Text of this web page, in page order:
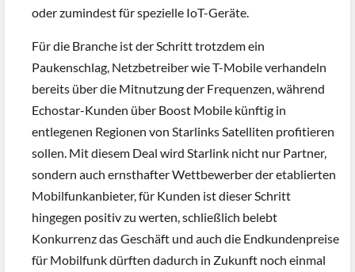
oder zumindest für spezielle IoT-Geräte.
Für die Branche ist der Schritt trotzdem ein
Paukenschlag, Netzbetreiber wie T-Mobile verhandeln
bereits über die Mitnutzung der Frequenzen, während
Echostar-Kunden über Boost Mobile künftig in
entlegenen Regionen von Starlinks Satelliten profitieren
sollen. Mit diesem Deal wird Starlink nicht nur Partner,
sondern auch ernsthafter Wettbewerber der etablierten
Mobilfunkanbieter, für Kunden ist dieser Schritt
hingegen positiv zu werten, schließlich belebt
Konkurrenz das Geschäft und auch die Endkundenpreise
für Mobilfunk dürften dadurch in Zukunft noch einmal